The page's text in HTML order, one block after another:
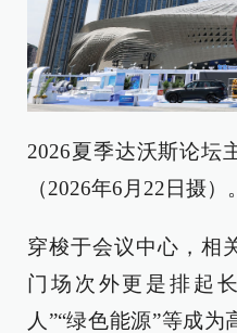
2026夏季达沃斯论坛
（2026年6月22日摄
穿梭于会议中心，相
门场次外更是排起
人”“绿色能源”等成